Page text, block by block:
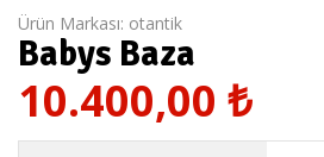
Ürün Markası: otantik
Babys Baza
10.400,00 ₺